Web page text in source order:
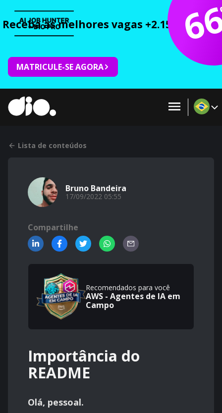
Receba as melhores vagas +2.150 cursos
MATRICULE-SE AGORA
Lista de conteúdos
Bruno Bandeira
17/09/2022 05:55
Compartilhe
Recomendados para você
AWS - Agentes de IA em
Campo
Importância do
README
Olá, pessoal.